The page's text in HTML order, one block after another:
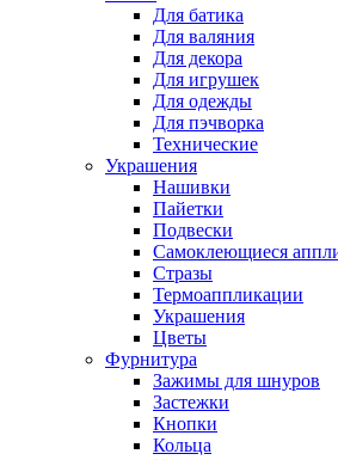
Для батика
Для валяния
Для декора
Для игрушек
Для одежды
Для пэчворка
Технические
Украшения
Нашивки
Пайетки
Подвески
Самоклеющиеся
Стразы
Термоаппликации
Украшения
Цветы
Фурнитура
Зажимы для шнуров
Застежки
Кнопки
Кольца